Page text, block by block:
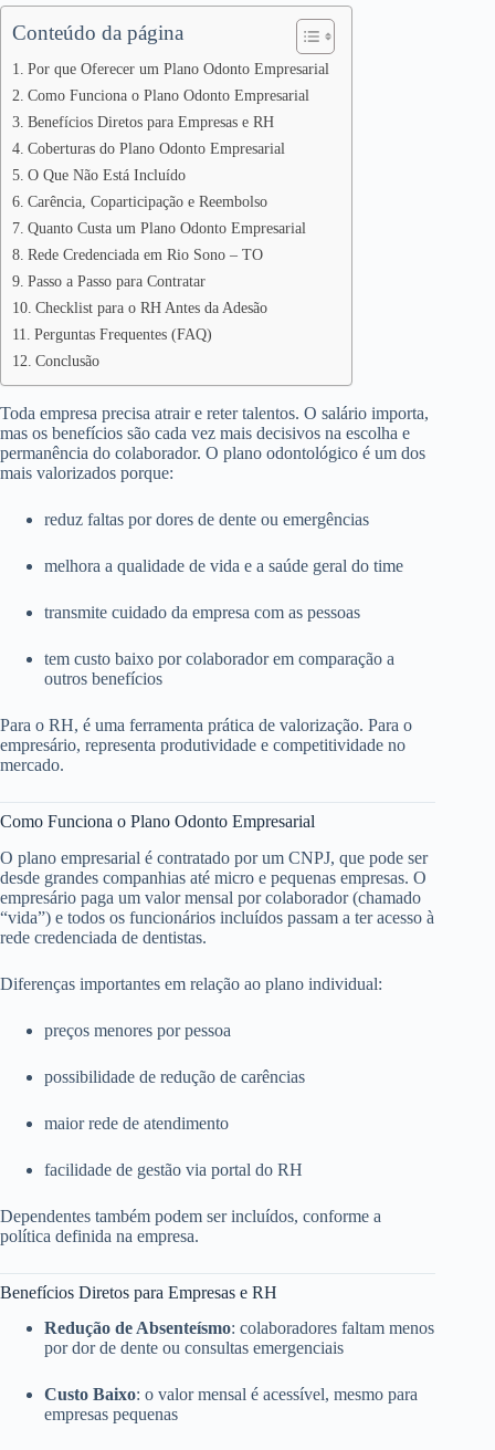
Conteúdo da página
Por que Oferecer um Plano Odonto Empresarial
Como Funciona o Plano Odonto Empresarial
Benefícios Diretos para Empresas e RH
Coberturas do Plano Odonto Empresarial
O Que Não Está Incluído
Carência, Coparticipação e Reembolso
Quanto Custa um Plano Odonto Empresarial
Rede Credenciada em Rio Sono – TO
Passo a Passo para Contratar
Checklist para o RH Antes da Adesão
Perguntas Frequentes (FAQ)
Conclusão
Toda empresa precisa atrair e reter talentos. O salário importa,
mas os benefícios são cada vez mais decisivos na escolha e
permanência do colaborador. O plano odontológico é um dos
mais valorizados porque:
reduz faltas por dores de dente ou emergências
melhora a qualidade de vida e a saúde geral do time
transmite cuidado da empresa com as pessoas
tem custo baixo por colaborador em comparação a
outros benefícios
Para o RH, é uma ferramenta prática de valorização. Para o
empresário, representa produtividade e competitividade no
mercado.
Como Funciona o Plano Odonto Empresarial
O plano empresarial é contratado por um CNPJ, que pode ser
desde grandes companhias até micro e pequenas empresas. O
empresário paga um valor mensal por colaborador (chamado
“vida”) e todos os funcionários incluídos passam a ter acesso à
rede credenciada de dentistas.
Diferenças importantes em relação ao plano individual:
preços menores por pessoa
possibilidade de redução de carências
maior rede de atendimento
facilidade de gestão via portal do RH
Dependentes também podem ser incluídos, conforme a
política definida na empresa.
Benefícios Diretos para Empresas e RH
Redução de Absenteísmo: colaboradores faltam menos
por dor de dente ou consultas emergenciais
Custo Baixo: o valor mensal é acessível, mesmo para
empresas pequenas